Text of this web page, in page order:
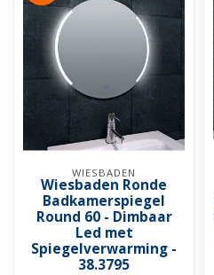
WIESBADEN
Wiesbaden Ronde
Badkamerspiegel
Round 60 - Dimbaar
Led met
Spiegelverwarming -
38.3795